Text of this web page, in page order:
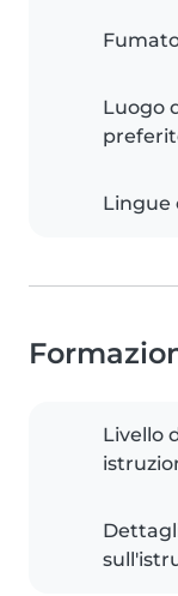
Luogo
Lingue
Livello